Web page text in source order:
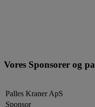
Vores Sponsorer og
Palles Kraner ApS
Sponsor